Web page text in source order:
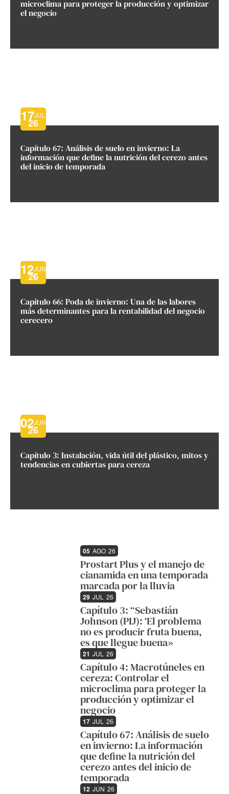
microclima para proteger la producción y optimizar
el negocio
17JUL
26
Capítulo 67: Análisis de suelo en invierno: La
información que define la nutrición del cerezo antes
del inicio de temporada
12JUN
26
Capítulo 66: Poda de invierno: Una de las labores
más determinantes para la rentabilidad del negocio
cerecero
02JUN
26
Capítulo 3: Instalación, vida útil del plástico, mitos y
tendencias en cubiertas para cereza
05 AGO 26
Prostart Plus y el manejo de
cianamida en una temporada
marcada por la lluvia
29 JUL 26
Capítulo 3: “Sebastián
Johnson (PIJ): ‘El problema
no es producir fruta buena,
es que llegue buena»
21 JUL 26
Capítulo 4: Macrotúneles en
cereza: Controlar el
microclima para proteger la
producción y optimizar el
negocio
17 JUL 26
Capítulo 67: Análisis de suelo
en invierno: La información
que define la nutrición del
cerezo antes del inicio de
temporada
12 JUN 26